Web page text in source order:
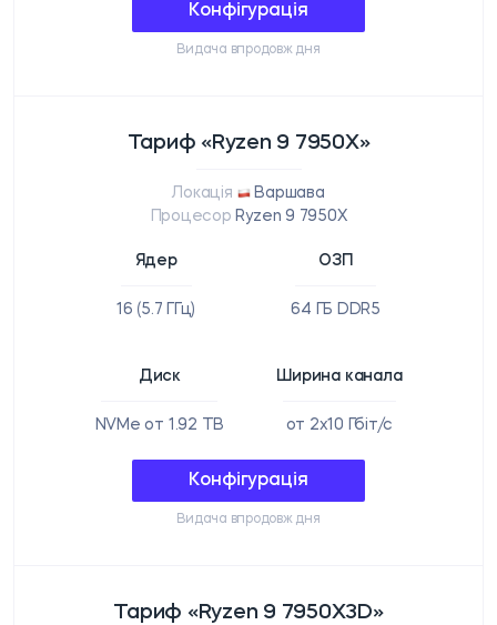
Конфігурація
Видача впродовж дня
Тариф «Ryzen 9 7950X»
Локація
Варшава
Процесор Ryzen 9 7950X
Ядер
16 (5.7 ГГц)
ОЗП
64 ГБ DDR5
Диск
NVMe от 1.92 TB
Ширина канала
от 2x10 Гбіт/с
Конфігурація
Видача впродовж дня
Тариф «Ryzen 9 7950X3D»